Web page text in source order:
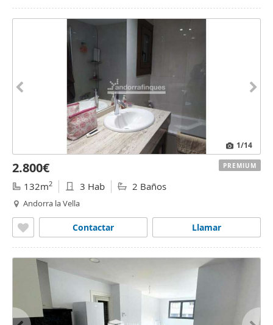
1/14
2.800€
132m2 3 Hab 2 Baños
Andorra la Vella
Llamar
Contactar
PREMIUM